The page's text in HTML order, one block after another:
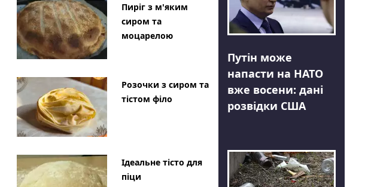
Пиріг з м'яким
сиром та
моцарелою
Розочки з сиром та
тістом філо
Ідеальне тісто для
піци
Путін може
напасти на НАТО
вже восени: дані
розвідки США